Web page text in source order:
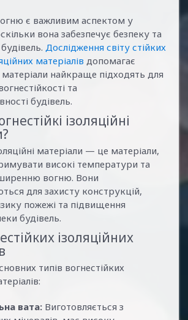
є важливим аспектом у
вона забезпечує безпеку та
Дослідження світу стійких
матеріалів допомагає
матеріали найкраще підходять для
та
будівель.
ізоляційні
матеріали — це матеріали,
високі температури та
вогню. Вони
для захисту конструкцій,
пожежі та підвищення
будівель.
ізоляційних
типів вогнестійких
вата: Виготовляється з